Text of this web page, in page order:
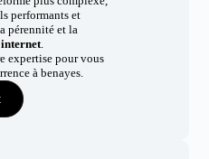
performants et
pérennité et la
.
expertise pour vous
à benayes.